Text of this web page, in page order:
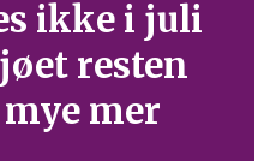
ikke i juli
resten
mer